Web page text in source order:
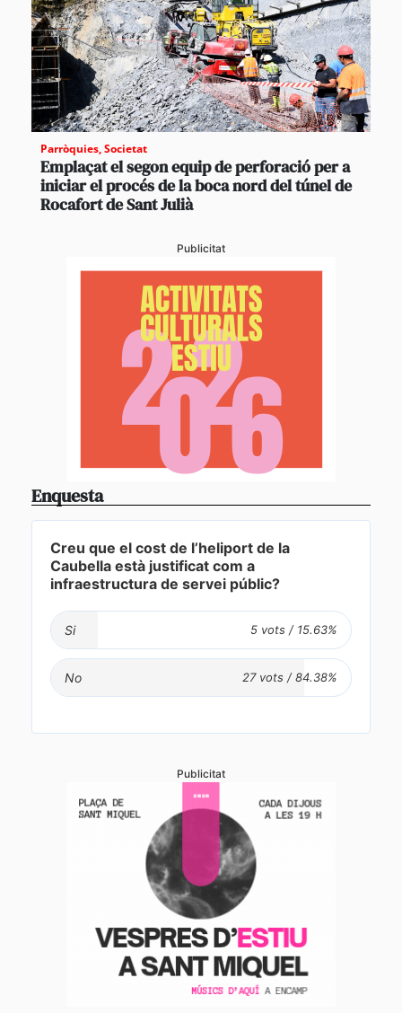
Parròquies,Societat
Emplaçat el segon equip de perforació per a
iniciar el procés de la boca nord del túnel de
Rocafort de Sant Julià
Publicitat
Enquesta
Creu que el cost de l’heliport de la
Caubella està justificat com a
infraestructura de servei públic?
Si
No
Publicitat